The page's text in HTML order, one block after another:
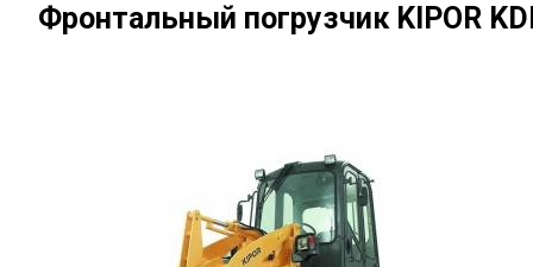
Фронтальный погрузчик KIPOR